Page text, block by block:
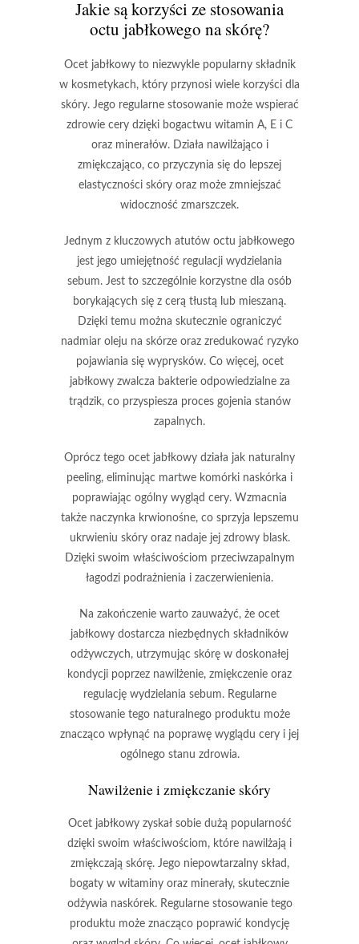
Jakie są korzyści ze stosowania
octu jabłkowego na skórę?
Ocet jabłkowyto niezwykle popularny składnik
w kosmetykach, który przynosi wiele korzyści dla
skóry. Jego regularne stosowanie może wspierać
zdrowie cery dzięki bogactwu witamin A, E i C
oraz minerałów. Działa nawilżająco i
zmiękczająco, co przyczynia się do lepszej
elastyczności skóry oraz może zmniejszać
widoczność zmarszczek.
Jednym z kluczowych atutów octu jabłkowego
jest jego umiejętność regulacji wydzielania
sebum. Jest to szczególnie korzystne dla osób
borykających się z cerą tłustą lub mieszaną.
Dzięki temu można skutecznie ograniczyć
nadmiar oleju na skórze oraz zredukować ryzyko
pojawiania się wyprysków. Co więcej, ocet
jabłkowy zwalcza bakterie odpowiedzialne za
trądzik, co przyspiesza proces gojenia stanów
zapalnych.
Oprócz tego ocet jabłkowy działa jak naturalny
peeling, eliminując martwe komórki naskórka i
poprawiając ogólny wygląd cery. Wzmacnia
także naczynka krwionośne, co sprzyja lepszemu
ukrwieniu skóry oraz nadaje jej zdrowy blask.
Dzięki swoim właściwościom przeciwzapalnym
łagodzi podrażnienia i zaczerwienienia.
Na zakończenie warto zauważyć, że ocet
jabłkowy dostarcza niezbędnych składników
odżywczych, utrzymując skórę w doskonałej
kondycji poprzez nawilżenie, zmiękczenie oraz
regulację wydzielania sebum. Regularne
stosowanie tego naturalnego produktu może
znacząco wpłynąć na poprawę wyglądu cery i jej
ogólnego stanu zdrowia.
Nawilżenie i zmiękczanie skóry
Ocet jabłkowyzyskał sobie dużą popularność
dzięki swoim właściwościom, które nawilżają i
zmiękczają skórę. Jego niepowtarzalny skład,
bogaty w witaminy oraz minerały, skutecznie
odżywia naskórek. Regularne stosowanie tego
produktu może znacząco poprawić kondycję